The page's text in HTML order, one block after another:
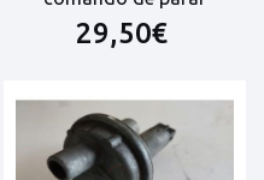
29,50€